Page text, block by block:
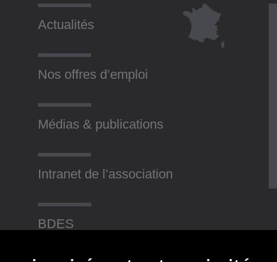
Actualités
Nos offres d’emploi
Médias & publications
Intranet de l’association
BDES